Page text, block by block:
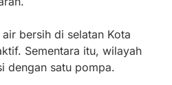
bersih di selatan Kota
Sementara itu, wilayah
dengan satu pompa.